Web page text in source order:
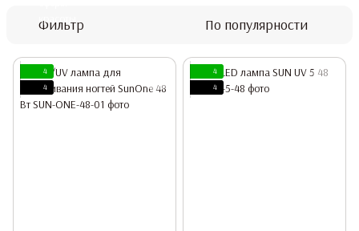
Фильтр По популярности
4
4
4
4